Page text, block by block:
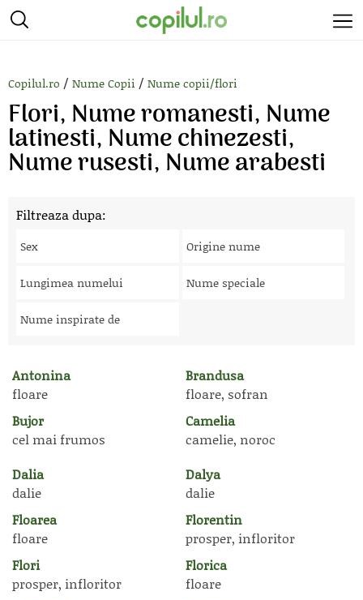
Copilul.ro / Nume Copii / Nume copii/flori
Flori, Nume romanesti, Nume
latinesti, Nume chinezesti,
Nume rusesti, Nume arabesti
Filtreaza dupa:
Sex Origine nume
Lungimea numelui Nume speciale
Nume inspirate de
Antonina
floare
Brandusa
floare, sofran
Bujor
cel mai frumos
Camelia
camelie, noroc
Dalia
dalie
Dalya
dalie
Floarea
floare
Florentin
prosper, infloritor
Flori
prosper, infloritor
Florica
floare